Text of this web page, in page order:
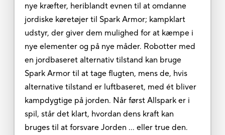
nye kræfter, heriblandt evnen til at omdanne
jordiske køretøjer til Spark Armor; kampklart
udstyr, der giver dem mulighed for at kæmpe i
nye elementer og på nye måder. Robotter med
en jordbaseret alternativ tilstand kan bruge
Spark Armor til at tage flugten, mens de, hvis
alternative tilstand er luftbaseret, med ét bliver
kampdygtige på jorden. Når først Allspark er i
spil, står det klart, hvordan dens kraft kan
bruges til at forsvare Jorden ... eller true den.